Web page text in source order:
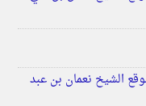
الشيخ نعمان بن عبد